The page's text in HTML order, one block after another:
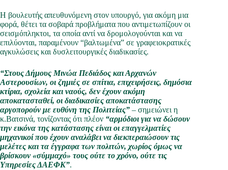
Η βουλευτής απευθυνόμενη στον υπουργό, για ακόμη μια
φορά, θέτει τα σοβαρά προβλήματα που αντιμετωπίζουν οι
σεισμόπληκτοι, τα οποία αντί να δρομολογούνται και να
επιλύονται, παραμένουν “βαλτωμένα” σε γραφειοκρατικές
αγκυλώσεις και δυσλειτουργικές διαδικασίες.
“Στους Δήμους Μινώα Πεδιάδος και Αρχανών
Αστερουσίων, οι ζημιές σε σπίτια, επιχειρήσεις, δημόσια
κτίρια, σχολεία και ναούς, δεν έχουν ακόμη
αποκατασταθεί, οι διαδικασίες αποκατάστασης
αργοπορούν με ευθύνη της Πολιτείας” – σημειώνει η
κ.Βατσινά, τονίζοντας ότι πλέον “αρμόδιοι για να δώσουν
την εικόνα της κατάστασης είναι οι επαγγελματίες
μηχανικοί που έχουν αναλάβει να διεκπεραιώσουν τις
μελέτες και τα έγγραφα των πολιτών, χωρίος όμως να
βρίσκουν «σύμμαχό» τους ούτε το χρόνο, ούτε τις
Υπηρεσίες ΔΑΕΦΚ”.